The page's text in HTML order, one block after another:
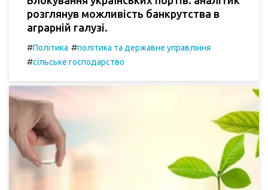
розглянув можливість банкрутства в
аграрній галузі.
#Політика #політика та державне управління
#сільське господарство